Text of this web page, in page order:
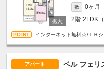
敷 0ヶ月
2階 2LDK
インターネット無料☆/ＩＨ
アパート ベル フェリ